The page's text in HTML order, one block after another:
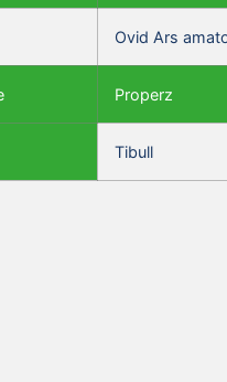
Ovid Ars
Properz
Tibull